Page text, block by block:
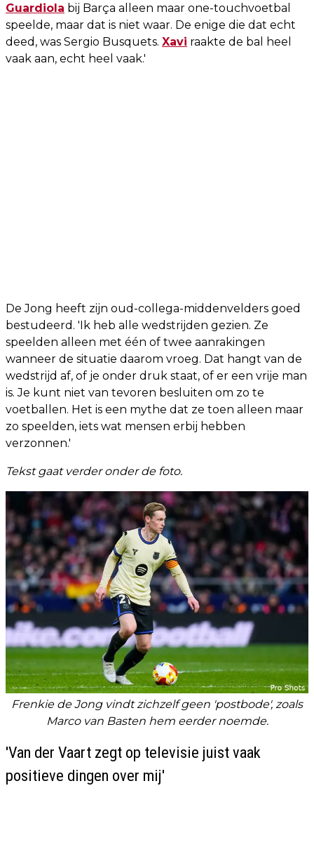
Guardiola bij Barça alleen maar one-touchvoetbal
speelde, maar dat is niet waar. De enige die dat echt
deed, was Sergio Busquets. Xavi raakte de bal heel
vaak aan, echt heel vaak.'
De Jong heeft zijn oud-collega-middenvelders goed
bestudeerd. 'Ik heb alle wedstrijden gezien. Ze
speelden alleen met één of twee aanrakingen
wanneer de situatie daarom vroeg. Dat hangt van de
wedstrijd af, of je onder druk staat, of er een vrije man
is. Je kunt niet van tevoren besluiten om zo te
voetballen. Het is een mythe dat ze toen alleen maar
zo speelden, iets wat mensen erbij hebben
verzonnen.'
Tekst gaat verder onder de foto.
Frenkie de Jong vindt zichzelf geen 'postbode', zoals
Marco van Basten hem eerder noemde.
'Van der Vaart zegt op televisie juist vaak
positieve dingen over mij'